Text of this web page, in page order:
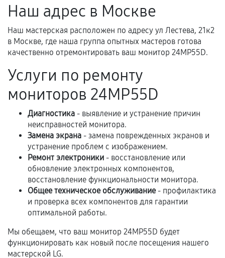
Нарушение правил эксплуатации,
механические повреждения, попадание влаги,
перегрев, коррозия.
Самостоятельный ремонт или вмешательство
третьих лиц.
Естественный износ деталей, если иное не
предусмотрено отдельно.
Обращение после окончания гарантийного
срока.
Программные сбои, если это не указано в
отдельных условиях.
Если комплектующие куплены
самостоятельно
Гарантия на выполненные работы может
сохраняться полностью или частично, если
соблюдены следующие условия:
Наш адрес в Москве
Наш мастерская расположен по адресу ул Лестева, 21к2
в Москве, где наша группа опытных мастеров готова
качественно отремонтировать ваш монитор 24MP55D.
Услуги по ремонту
мониторов 24MP55D
Диагностика - выявление и устранение причин
неисправностей монитора.
Замена экрана - замена поврежденных экранов и
устранение проблем с изображением.
Ремонт электроники - восстановление или
обновление электронных компонентов,
восстановление функциональности монитора.
Общее техническое обслуживание- профилактика
и проверка всех компонентов для гарантии
оптимальной работы.
Мы обещаем, что ваш монитор 24MP55D будет
функционировать как новый после посещения нашего
мастерской LG.